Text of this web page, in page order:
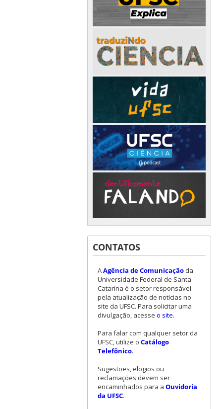
CONTATOS
AAgência de Comunicaçãoda
Universidade Federal de Santa
Catarina é o setor responsável
pela atualização de notícias no
site da UFSC. Para solicitar uma
divulgação, acesse o site.
Para falar com qualquer setor da
UFSC, utilize o Catálogo
Telefônico.
Sugestões, elogios ou
reclamações devem ser
encaminhados para a Ouvidoria
da UFSC.